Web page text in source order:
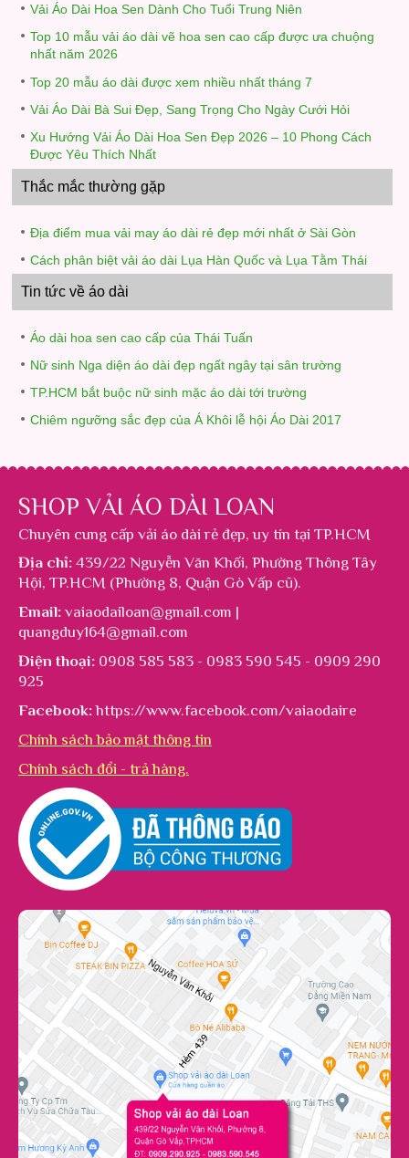
Vải Áo Dài Hoa Sen Dành Cho Tuổi Trung Niên
Top 10 mẫu vải áo dài vẽ hoa sen cao cấp được ưa chuộng
nhất năm 2026
Top 20 mẫu áo dài được xem nhiều nhất tháng 7
Vải Áo Dài Bà Sui Đẹp, Sang Trọng Cho Ngày Cưới Hỏi
Xu Hướng Vải Áo Dài Hoa Sen Đẹp 2026 – 10 Phong Cách
Được Yêu Thích Nhất
Thắc mắc thường gặp
Địa điểm mua vải may áo dài rẻ đẹp mới nhất ở Sài Gòn
Cách phân biệt vải áo dài Lụa Hàn Quốc và Lụa Tằm Thái
Tin tức về áo dài
Áo dài hoa sen cao cấp của Thái Tuấn
Nữ sinh Nga diện áo dài đẹp ngất ngây tại sân trường
TP.HCM bắt buộc nữ sinh mặc áo dài tới trường
Chiêm ngưỡng sắc đẹp của Á Khôi lễ hội Áo Dài 2017
SHOP VẢI ÁO DÀI LOAN
Chuyên cung cấp vải áo dài rẻ đẹp, uy tín tại TP.HCM
Địa chỉ: 439/22 Nguyễn Văn Khối, Phường Thông Tây
Hội, TP.HCM (Phường 8, Quận Gò Vấp cũ).
Email: vaiaodailoan@gmail.com |
quangduy164@gmail.com
Điện thoại: 0908 585 583 - 0983 590 545 - 0909 290
925
Facebook: https://www.facebook.com/vaiaodaire
Chính sách bảo mật thông tin
Chính sách đổi - trả hàng.